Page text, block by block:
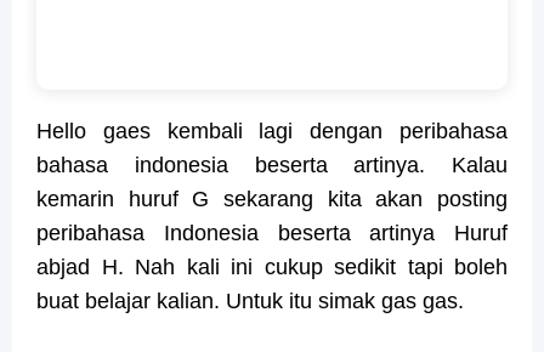
Hello gaes kembali lagi dengan peribahasa
bahasa indonesia beserta artinya. Kalau
kemarin huruf G sekarang kita akan posting
peribahasa Indonesia beserta artinya Huruf
abjad H. Nah kali ini cukup sedikit tapi boleh
buat belajar kalian. Untuk itu simak gas gas.